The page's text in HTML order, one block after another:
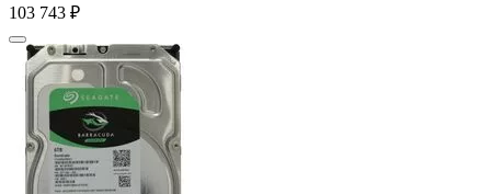
103 743 ₽